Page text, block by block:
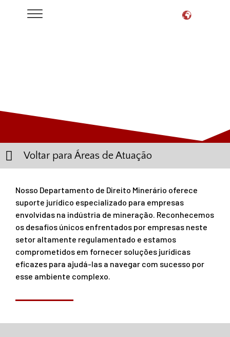
Voltar para Áreas de Atuação
Nosso Departamento de Direito Minerário oferece
suporte jurídico especializado para empresas
envolvidas na indústria de mineração. Reconhecemos
os desafios únicos enfrentados por empresas neste
setor altamente regulamentado e estamos
comprometidos em fornecer soluções jurídicas
eficazes para ajudá-las a navegar com sucesso por
esse ambiente complexo.